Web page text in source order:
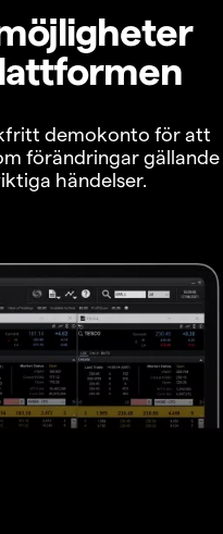
demokonto för att
förändringar gällande
händelser.